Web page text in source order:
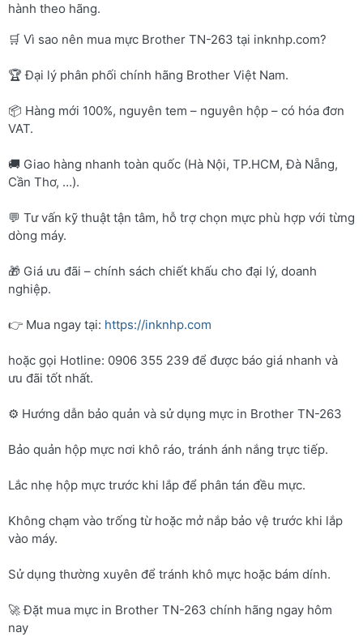
hành theo hãng.
🛒 Vì sao nên mua mực Brother TN-263 tại inknhp.com?
🏆 Đại lý phân phối chính hãng Brother Việt Nam.
📦 Hàng mới 100%, nguyên tem – nguyên hộp – có hóa đơn
VAT.
🚚 Giao hàng nhanh toàn quốc (Hà Nội, TP.HCM, Đà Nẵng,
Cần Thơ, …).
💬 Tư vấn kỹ thuật tận tâm, hỗ trợ chọn mực phù hợp với từng
dòng máy.
🎁 Giá ưu đãi – chính sách chiết khấu cho đại lý, doanh
nghiệp.
👉 Mua ngay tại: https://inknhp.com
hoặc gọi Hotline: 0906 355 239 để được báo giá nhanh và
ưu đãi tốt nhất.
⚙️ Hướng dẫn bảo quản và sử dụng mực in Brother TN-263
Bảo quản hộp mực nơi khô ráo, tránh ánh nắng trực tiếp.
Lắc nhẹ hộp mực trước khi lắp để phân tán đều mực.
Không chạm vào trống từ hoặc mở nắp bảo vệ trước khi lắp
vào máy.
Sử dụng thường xuyên để tránh khô mực hoặc bám dính.
🚀 Đặt mua mực in Brother TN-263 chính hãng ngay hôm
nay